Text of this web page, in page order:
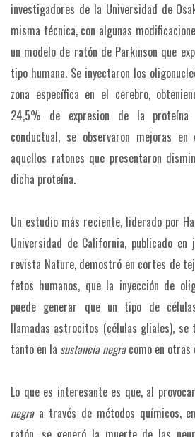
investigadores de la Universidad de
misma técnica, con algunas
un modelo de ratón de Parkinson que
tipo humana. Se inyectaron los
zona específica en el cerebro,
24,5% de expresion de la proteína
conductual, se observaron mejoras
aquellos ratones que presentaron
dicha proteína.
Un estudio más reciente, liderado por
Universidad de California, publicado
revista Nature, demostró en cortes de
fetos humanos, que la inyección de
puede generar que un tipo de
llamadas astrocitos (células gliales), se
tanto en la sustancia negracomo en otras
Lo que es interesante es que, al
negraa través de métodos químicos,